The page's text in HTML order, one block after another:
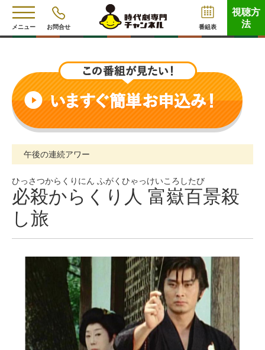
メニュー お問合せ 番組表
視聴方
法
午後の連続アワー
ひっさつからくりにん ふがくひゃっけいころしたび
必殺からくり人 富嶽百景殺
し旅